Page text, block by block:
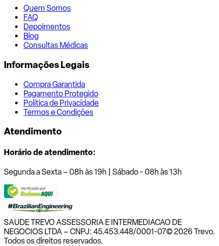
Quem Somos
FAQ
Depoimentos
Blog
Consultas Médicas
Informações Legais
Compra Garantida
Pagamento Protegido
Política de Privacidade
Termos e Condições
Atendimento
Horário de atendimento:
Segunda a Sexta – 08h às 19h | Sábado - 08h às 13h
SAUDE TREVO ASSESSORIA E INTERMEDIACAO DE
NEGOCIOS LTDA – CNPJ: 45.453.448/0001-07© 2026 Trevo.
Todos os direitos reservados.